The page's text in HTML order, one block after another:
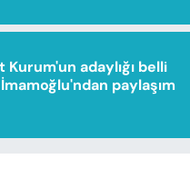
Kurum'un adaylığı belli
paylaşım